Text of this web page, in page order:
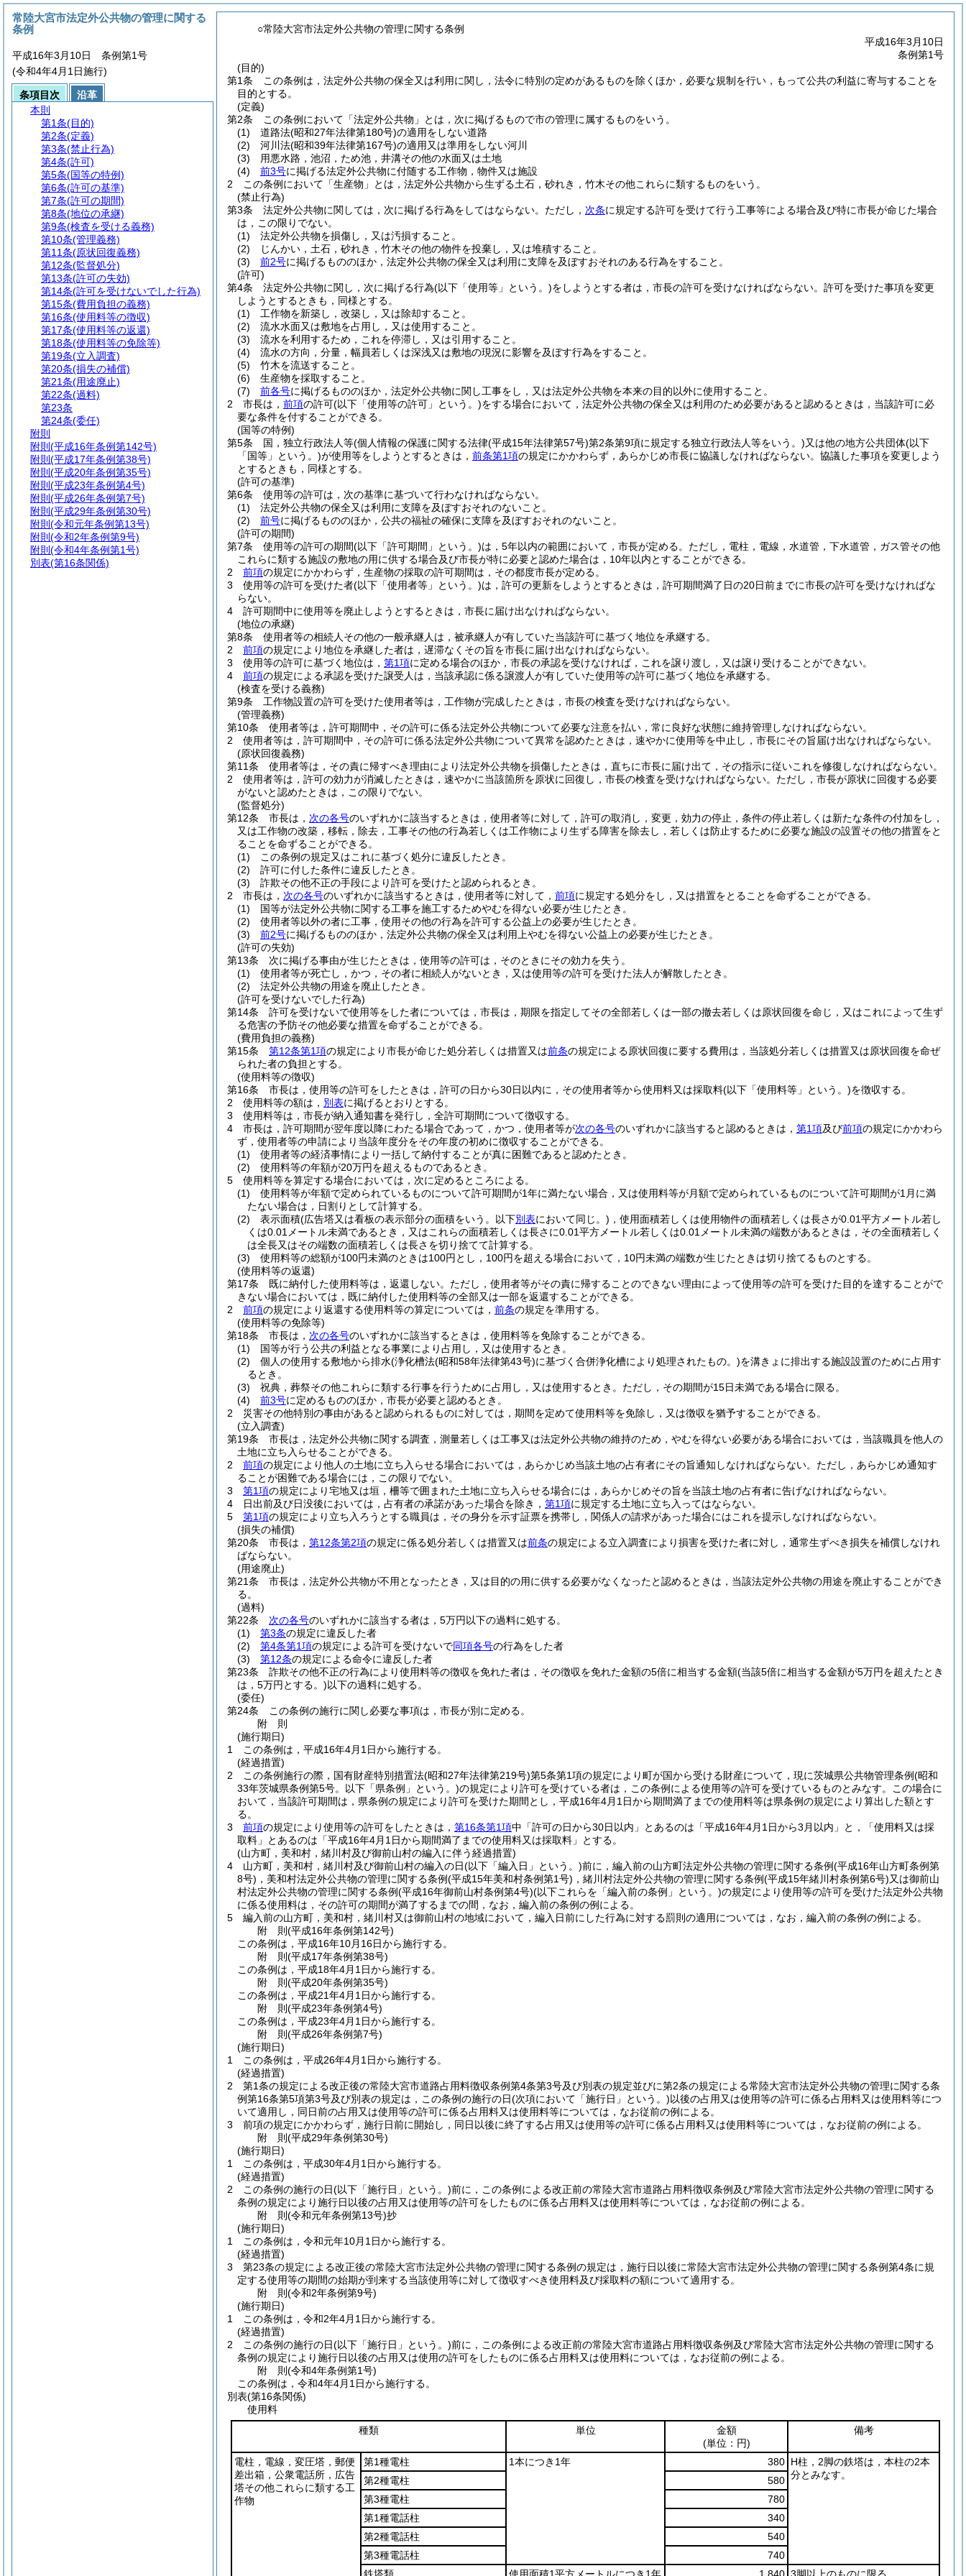
○常陸大宮市法定外公共物の管理に関する条例
平成16年3月10日
条例第1号
(目的)
第1条
この条例は，法定外公共物の保全又は利用に関し，法令に特別の定めがあるものを除くほか，必要な規制を行い，もって公共の利益に寄与することを
目的とする。
(定義)
第2条
この条例において「法定外公共物」とは，次に掲げるもので市の管理に属するものをいう。
(1)
道路法(昭和27年法律第180号)の適用をしない道路
(2)
河川法(昭和39年法律第167号)の適用又は準用をしない河川
(3)
用悪水路，池沼，ため池，井溝その他の水面又は土地
(4)
前3号に掲げる法定外公共物に付随する工作物，物件又は施設
2
この条例において「生産物」とは，法定外公共物から生ずる土石，砂れき，竹木その他これらに類するものをいう。
(禁止行為)
第3条
法定外公共物に関しては，次に掲げる行為をしてはならない。 ただし， 次条に規定する許可を受けて行う工事等による場合及び特に市長が命じた場合
は，この限りでない。
(1)
法定外公共物を損傷し，又は汚損すること。
(2)
じんかい，土石，砂れき，竹木その他の物件を投棄し，又は堆積すること。
(3)
前2号に掲げるもののほか，法定外公共物の保全又は利用に支障を及ぼすおそれのある行為をすること。
(許可)
第4条
法定外公共物に関し，次に掲げる行為(以下「使用等」という。)をしようとする者は，市長の許可を受けなければならない。 許可を受けた事項を変更
しようとするときも，同様とする。
(1)
工作物を新築し，改築し，又は除却すること。
(2)
流水水面又は敷地を占用し，又は使用すること。
(3)
流水を利用するため，これを停滞し，又は引用すること。
(4)
流水の方向，分量，幅員若しくは深浅又は敷地の現況に影響を及ぼす行為をすること。
(5)
竹木を流送すること。
(6)
生産物を採取すること。
(7)
前各号に掲げるもののほか，法定外公共物に関し工事をし，又は法定外公共物を本来の目的以外に使用すること。
2
市長は， 前項の許可(以下「使用等の許可」という。)をする場合において，法定外公共物の保全又は利用のため必要があると認めるときは，当該許可に必
要な条件を付することができる。
(国等の特例)
第5条
国，独立行政法人等(個人情報の保護に関する法律(平成15年法律第57号)第2条第9項に規定する独立行政法人等をいう。)又は他の地方公共団体(以下
「国等」という。)が使用等をしようとするときは， 前条第1項の規定にかかわらず，あらかじめ市長に協議しなければならない。 協議した事項を変更しよう
とするときも，同様とする。
(許可の基準)
第6条
使用等の許可は，次の基準に基づいて行わなければならない。
(1)
法定外公共物の保全又は利用に支障を及ぼすおそれのないこと。
(2)
前号に掲げるもののほか，公共の福祉の確保に支障を及ぼすおそれのないこと。
(許可の期間)
第7条
使用等の許可の期間(以下「許可期間」という。)は，5年以内の範囲において，市長が定める。 ただし，電柱，電線，水道管，下水道管，ガス管その他
これらに類する施設の敷地の用に供する場合及び市長が特に必要と認めた場合は，10年以内とすることができる。
2
前項の規定にかかわらず，生産物の採取の許可期間は，その都度市長が定める。
3
使用等の許可を受けた者(以下「使用者等」という。)は，許可の更新をしようとするときは，許可期間満了日の20日前までに市長の許可を受けなければな
らない。
4
許可期間中に使用等を廃止しようとするときは，市長に届け出なければならない。
(地位の承継)
第8条
使用者等の相続人その他の一般承継人は，被承継人が有していた当該許可に基づく地位を承継する。
2
前項の規定により地位を承継した者は，遅滞なくその旨を市長に届け出なければならない。
3
使用等の許可に基づく地位は， 第1項に定める場合のほか，市長の承認を受けなければ，これを譲り渡し，又は譲り受けることができない。
4
前項の規定による承認を受けた譲受人は，当該承認に係る譲渡人が有していた使用等の許可に基づく地位を承継する。
(検査を受ける義務)
第9条
工作物設置の許可を受けた使用者等は，工作物が完成したときは，市長の検査を受けなければならない。
(管理義務)
第10条
使用者等は，許可期間中，その許可に係る法定外公共物について必要な注意を払い，常に良好な状態に維持管理しなければならない。
2
使用者等は，許可期間中，その許可に係る法定外公共物について異常を認めたときは，速やかに使用等を中止し，市長にその旨届け出なければならない。
(原状回復義務)
第11条
使用者等は，その責に帰すべき理由により法定外公共物を損傷したときは，直ちに市長に届け出て，その指示に従いこれを修復しなければならない。
2
使用者等は，許可の効力が消滅したときは，速やかに当該箇所を原状に回復し，市長の検査を受けなければならない。 ただし，市長が原状に回復する必要
がないと認めたときは，この限りでない。
(監督処分)
第12条
市長は， 次の各号のいずれかに該当するときは，使用者等に対して，許可の取消し，変更，効力の停止，条件の停止若しくは新たな条件の付加をし，
又は工作物の改築，移転，除去，工事その他の行為若しくは工作物により生ずる障害を除去し，若しくは防止するために必要な施設の設置その他の措置をと
ることを命ずることができる。
(1)
この条例の規定又はこれに基づく処分に違反したとき。
(2)
許可に付した条件に違反したとき。
(3)
詐欺その他不正の手段により許可を受けたと認められるとき。
2
市長は， 次の各号のいずれかに該当するときは，使用者等に対して， 前項に規定する処分をし，又は措置をとることを命ずることができる。
(1)
国等が法定外公共物に関する工事を施工するためやむを得ない必要が生じたとき。
(2)
使用者等以外の者に工事，使用その他の行為を許可する公益上の必要が生じたとき。
(3)
前2号に掲げるもののほか，法定外公共物の保全又は利用上やむを得ない公益上の必要が生じたとき。
(許可の失効)
第13条
次に掲げる事由が生じたときは，使用等の許可は，そのときにその効力を失う。
(1)
使用者等が死亡し，かつ，その者に相続人がないとき，又は使用等の許可を受けた法人が解散したとき。
(2)
法定外公共物の用途を廃止したとき。
(許可を受けないでした行為)
第14条
許可を受けないで使用等をした者については，市長は，期限を指定してその全部若しくは一部の撤去若しくは原状回復を命じ，又はこれによって生ず
る危害の予防その他必要な措置を命ずることができる。
(費用負担の義務)
第15条
第12条第1項の規定により市長が命じた処分若しくは措置又は前条の規定による原状回復に要する費用は，当該処分若しくは措置又は原状回復を命ぜ
られた者の負担とする。
(使用料等の徴収)
第16条
市長は，使用等の許可をしたときは，許可の日から30日以内に，その使用者等から使用料又は採取料(以下「使用料等」という。)を徴収する。
2
使用料等の額は， 別表に掲げるとおりとする。
3
使用料等は，市長が納入通知書を発行し，全許可期間について徴収する。
4
市長は，許可期間が翌年度以降にわたる場合であって，かつ，使用者等が次の各号のいずれかに該当すると認めるときは， 第1項及び前項の規定にかかわら
ず，使用者等の申請により当該年度分をその年度の初めに徴収することができる。
(1)
使用者等の経済事情により一括して納付することが真に困難であると認めたとき。
(2)
使用料等の年額が20万円を超えるものであるとき。
5
使用料等を算定する場合においては，次に定めるところによる。
(1)
使用料等が年額で定められているものについて許可期間が1年に満たない場合，又は使用料等が月額で定められているものについて許可期間が1月に満
たない場合は，日割りとして計算する。
(2)
表示面積(広告塔又は看板の表示部分の面積をいう。以下別表において同じ。) ，使用面積若しくは使用物件の面積若しくは長さが0.01平方メートル若し
くは0.01メートル未満であるとき，又はこれらの面積若しくは長さに0.01平方メートル若しくは0.01メートル未満の端数があるときは，その全面積若しく
は全長又はその端数の面積若しくは長さを切り捨てて計算する。
(3)
使用料等の総額が100円未満のときは100円とし，100円を超える場合において，10円未満の端数が生じたときは切り捨てるものとする。
(使用料等の返還)
第17条
既に納付した使用料等は，返還しない。 ただし，使用者等がその責に帰することのできない理由によって使用等の許可を受けた目的を達することがで
きない場合においては，既に納付した使用料等の全部又は一部を返還することができる。
2
前項の規定により返還する使用料等の算定については， 前条の規定を準用する。
(使用料等の免除等)
第18条
市長は， 次の各号のいずれかに該当するときは，使用料等を免除することができる。
(1)
国等が行う公共の利益となる事業により占用し，又は使用するとき。
(2)
個人の使用する敷地から排水(浄化槽法(昭和58年法律第43号)に基づく合併浄化槽により処理されたもの。)を溝きょに排出する施設設置のために占用す
るとき。
(3)
祝典，葬祭その他これらに類する行事を行うために占用し，又は使用するとき。 ただし，その期間が15日未満である場合に限る。
(4)
前3号に定めるもののほか，市長が必要と認めるとき。
2
災害その他特別の事由があると認められるものに対しては，期間を定めて使用料等を免除し，又は徴収を猶予することができる。
(立入調査)
第19条
市長は，法定外公共物に関する調査，測量若しくは工事又は法定外公共物の維持のため，やむを得ない必要がある場合においては，当該職員を他人の
土地に立ち入らせることができる。
2
前項の規定により他人の土地に立ち入らせる場合においては，あらかじめ当該土地の占有者にその旨通知しなければならない。 ただし，あらかじめ通知す
ることが困難である場合には，この限りでない。
3
第1項の規定により宅地又は垣，柵等で囲まれた土地に立ち入らせる場合には，あらかじめその旨を当該土地の占有者に告げなければならない。
4
日出前及び日没後においては，占有者の承諾があった場合を除き， 第1項に規定する土地に立ち入ってはならない。
5
第1項の規定により立ち入ろうとする職員は，その身分を示す証票を携帯し，関係人の請求があった場合にはこれを提示しなければならない。
(損失の補償)
第20条
市長は， 第12条第2項の規定に係る処分若しくは措置又は前条の規定による立入調査により損害を受けた者に対し，通常生ずべき損失を補償しなけれ
ばならない。
(用途廃止)
第21条
市長は，法定外公共物が不用となったとき，又は目的の用に供する必要がなくなったと認めるときは，当該法定外公共物の用途を廃止することができ
る。
(過料)
第22条
次の各号のいずれかに該当する者は，5万円以下の過料に処する。
(1)
第3条の規定に違反した者
(2)
第4条第1項の規定による許可を受けないで同項各号の行為をした者
(3)
第12条の規定による命令に違反した者
第23条
詐欺その他不正の行為により使用料等の徴収を免れた者は，その徴収を免れた金額の5倍に相当する金額(当該5倍に相当する金額が5万円を超えたとき
は，5万円とする。)以下の過料に処する。
(委任)
第24条
この条例の施行に関し必要な事項は，市長が別に定める。
附 則
(施行期日)
1
この条例は，平成16年4月1日から施行する。
(経過措置)
2
この条例施行の際，国有財産特別措置法(昭和27年法律第219号)第5条第1項の規定により町が国から受ける財産について，現に茨城県公共物管理条例(昭和
33年茨城県条例第5号。以下「県条例」という。)の規定により許可を受けている者は，この条例による使用等の許可を受けているものとみなす。
この場合に
おいて，当該許可期間は，県条例の規定により許可を受けた期間とし，平成16年4月1日から期間満了までの使用料等は県条例の規定により算出した額とす
る。
3
前項の規定により使用等の許可をしたときは， 第16条第1項中「許可の日から30日以内」とあるのは「平成16年4月1日から3月以内」と，「使用料又は採
取料」とあるのは「平成16年4月1日から期間満了までの使用料又は採取料」とする。
(山方町，美和村，緒川村及び御前山村の編入に伴う経過措置)
4
山方町，美和村，緒川村及び御前山村の編入の日(以下「編入日」という。)前に，編入前の山方町法定外公共物の管理に関する条例(平成16年山方町条例第
8号) ，美和村法定外公共物の管理に関する条例(平成15年美和村条例第1号) ，緒川村法定外公共物の管理に関する条例(平成15年緒川村条例第6号)又は御前山
村法定外公共物の管理に関する条例(平成16年御前山村条例第4号)(以下これらを「編入前の条例」という。)の規定により使用等の許可を受けた法定外公共物
に係る使用料は，その許可の期間が満了するまでの間，なお，編入前の条例の例による。
5
編入前の山方町，美和村，緒川村又は御前山村の地域において，編入日前にした行為に対する罰則の適用については，なお，編入前の条例の例による。
附 則(平成16年条例第142号)
この条例は，平成16年10月16日から施行する。
附 則(平成17年条例第38号)
この条例は，平成18年4月1日から施行する。
附 則(平成20年条例第35号)
この条例は，平成21年4月1日から施行する。
附 則(平成23年条例第4号)
この条例は，平成23年4月1日から施行する。
附 則(平成26年条例第7号)
(施行期日)
1
この条例は，平成26年4月1日から施行する。
(経過措置)
2
第1条の規定による改正後の常陸大宮市道路占用料徴収条例第4条第3号及び別表の規定並びに第2条の規定による常陸大宮市法定外公共物の管理に関する条
例第16条第5項第3号及び別表の規定は，この条例の施行の日(次項において「施行日」という。)以後の占用又は使用等の許可に係る占用料又は使用料等につ
いて適用し，同日前の占用又は使用等の許可に係る占用料又は使用料等については，なお従前の例による。
3
前項の規定にかかわらず，施行日前に開始し，同日以後に終了する占用又は使用等の許可に係る占用料又は使用料等については，なお従前の例による。
附 則(平成29年条例第30号)
(施行期日)
1
この条例は，平成30年4月1日から施行する。
(経過措置)
2
この条例の施行の日(以下「施行日」という。)前に，この条例による改正前の常陸大宮市道路占用料徴収条例及び常陸大宮市法定外公共物の管理に関する
条例の規定により施行日以後の占用又は使用等の許可をしたものに係る占用料又は使用料等については，なお従前の例による。
附 則(令和元年条例第13号)抄
(施行期日)
1
この条例は，令和元年10月1日から施行する。
(経過措置)
3
第23条の規定による改正後の常陸大宮市法定外公共物の管理に関する条例の規定は，施行日以後に常陸大宮市法定外公共物の管理に関する条例第4条に規
定する使用等の期間の始期が到来する当該使用等に対して徴収すべき使用料及び採取料の額について適用する。
附 則(令和2年条例第9号)
(施行期日)
1
この条例は，令和2年4月1日から施行する。
(経過措置)
2
この条例の施行の日(以下「施行日」という。)前に，この条例による改正前の常陸大宮市道路占用料徴収条例及び常陸大宮市法定外公共物の管理に関する
条例の規定により施行日以後の占用又は使用の許可をしたものに係る占用料又は使用料については，なお従前の例による。
附 則(令和4年条例第1号)
この条例は，令和4年4月1日から施行する。
別表(第16条関係)
使用料
種類
単位
金額
(単位：円)
備考
電柱，電線，変圧塔，郵便
差出箱，公衆電話所，広告
塔その他これらに類する工
作物
第1種電柱 1本につき1年 380 H柱，2脚の鉄塔は，本柱の2本
分とみなす。
第2種電柱
580
第3種電柱
780
第1種電話柱
340
第2種電話柱
540
第3種電話柱
740
常陸大宮市法定外公共物の管理に関する
条例
平成16年3月10日 条例第1号
(令和4年4月1日施行)
条項目次
沿革
本則
第1条(目的)
第2条(定義)
第3条(禁止行為)
第4条(許可)
第5条(国等の特例)
第6条(許可の基準)
第7条(許可の期間)
第8条(地位の承継)
第9条(検査を受ける義務)
第10条(管理義務)
第11条(原状回復義務)
第12条(監督処分)
第13条(許可の失効)
第14条(許可を受けないでした行為)
第15条(費用負担の義務)
第16条(使用料等の徴収)
第17条(使用料等の返還)
第18条(使用料等の免除等)
第19条(立入調査)
第20条(損失の補償)
第21条(用途廃止)
第22条(過料)
第23条
第24条(委任)
附則
附則 (平成16年条例第142号)
附則 (平成17年条例第38号)
附則 (平成20年条例第35号)
附則 (平成23年条例第4号)
附則 (平成26年条例第7号)
附則 (平成29年条例第30号)
附則 (令和元年条例第13号)
附則 (令和2年条例第9号)
附則 (令和4年条例第1号)
別表(第16条関係)